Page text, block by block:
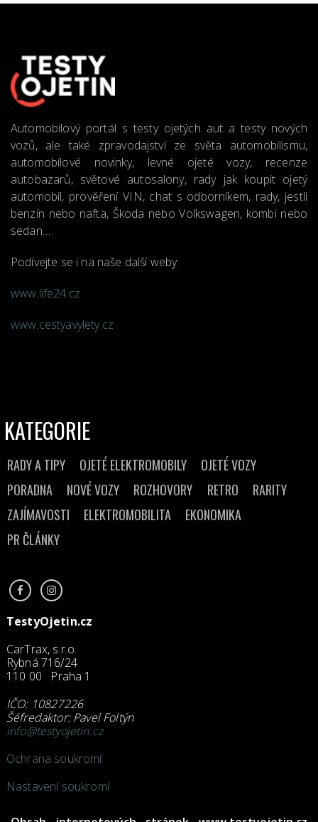
Automobilový portál s testy ojetých aut a testy nových
vozů, ale také zpravodajství ze světa automobilismu,
automobilové novinky, levné ojeté vozy, recenze
autobazarů, světové autosalony, rady jak koupit ojetý
automobil, prověření VIN, chat s odborníkem, rady, jestli
benzín nebo nafta, Škoda nebo Volkswagen, kombi nebo
sedan…
Podívejte se i na naše další weby:
www.life24.cz
www.cestyavylety.cz
KATEGORIE
RADY A TIPY OJETÉ ELEKTROMOBILY
OJETÉ VOZY
PORADNA
NOVÉ VOZY ROZHOVORY RETRO
RARITY
ZAJÍMAVOSTI
ELEKTROMOBILITA
EKONOMIKA
PR ČLÁNKY
TestyOjetin.cz
CarTrax, s.r.o.
Rybná 716/24
110 00 Praha 1
IČO: 10827226
Šéfredaktor: Pavel Foltýn
info@testyojetin.cz
Ochrana soukromí
Nastavení soukromí